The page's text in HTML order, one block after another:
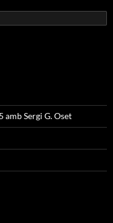
amb Sergi G. Oset